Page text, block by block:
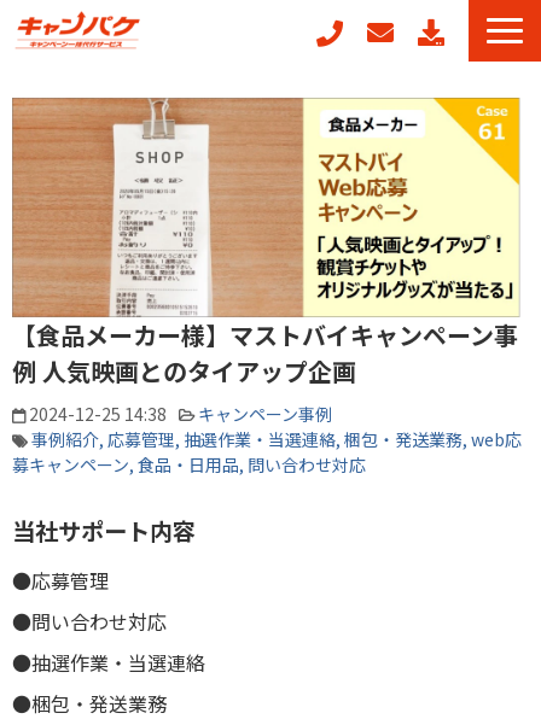
キャンフォーム
キャンガチャ
周年記念キャンペーンパッケージ
POSレジ連動キャンペーン
キャンペーン事例
お役立ちコラム
【食品メーカー様】マストバイキャンペーン事
例 人気映画とのタイアップ企画
2024-12-25 14:38
キャンペーン事例
事例紹介 応募管理 抽選作業・当選連絡 梱包・発送業務 web応
募キャンペーン 食品・日用品 問い合わせ対応
当社サポート内容
●応募管理
●問い合わせ対応
●抽選作業・当選連絡
●梱包・発送業務